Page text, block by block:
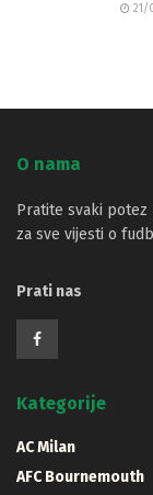
21/
O nama
Pratite svaki potez
za sve vijesti o
Prati nas
Kategorije
AC Milan
AFC Bournemouth